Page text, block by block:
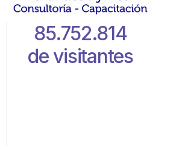
85.752.814
de visitantes